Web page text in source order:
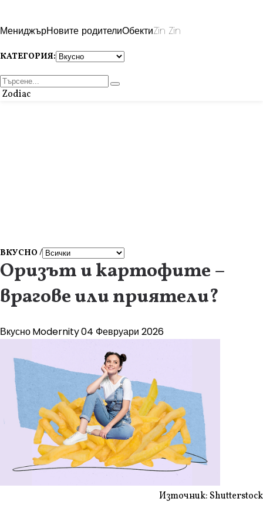
МениджърНовите родителиОбектиZin Zin
КАТЕГОРИЯ:
Zodiac
ВКУСНО /
Оризът и картофите –
врагове или приятели?
ВкусноModernity04 Февруари 2026
Източник: Shutterstock